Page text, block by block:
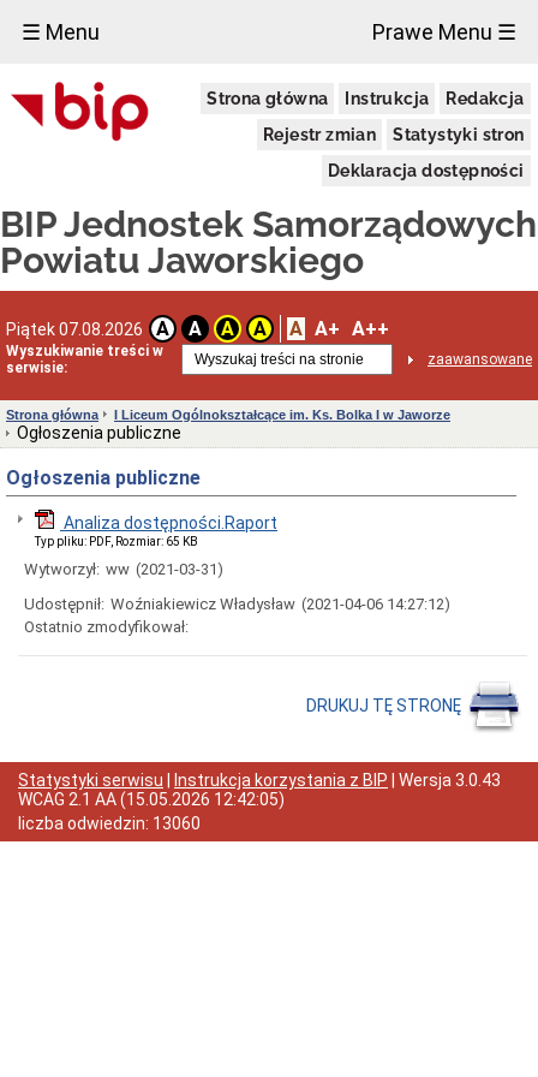
☰ Menu Prawe Menu ☰
Strona główna Instrukcja
Redakcja
Rejestr zmian
Statystyki stron
Deklaracja dostępności
BIP Jednostek Samorządowych
Powiatu Jaworskiego
Piątek 07.08.2026 A A A A A A+ A++
Wyszukiwanie treści w
serwisie:
zaawansowane
Biuletyn
informacji
Publicznej
Wsparcia
"Pod
Zielonym
Dębem"
w
Dane
adresowe
dni
i
godziny
Ośrodka
Nr
XII/65/19
Rady
Powiatu
w
Jaworze
majątkowe
Zamówienia
Publiczne
Strona główna I Liceum Ogólnokształcące im. Ks. Bolka I w Jaworze
Ogłoszenia publiczne
Ogłoszenia publiczne
Analiza dostępności.Raport
Typ pliku: PDF, Rozmiar: 65 KB
Wytworzył: ww (2021-03-31)
Udostępnił: Woźniakiewicz Władysław (2021-04-06 14:27:12)
Ostatnio zmodyfikował:
DRUKUJ TĘ STRONĘ
×
Statystyki serwisu Instrukcja korzystania z BIP | Wersja 3.0.43
WCAG 2.1 AA(15.05.2026 12:42:05)
liczba odwiedzin: 13060